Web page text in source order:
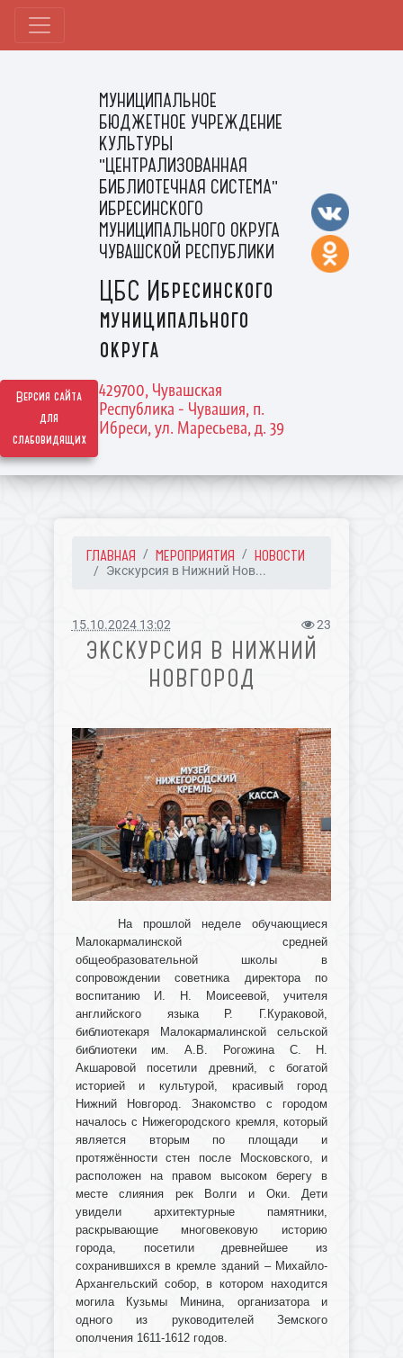
Версия сайта
для
слабовидящих
МУНИЦИПАЛЬНОЕ
БЮДЖЕТНОЕ УЧРЕЖДЕНИЕ
КУЛЬТУРЫ
"ЦЕНТРАЛИЗОВАННАЯ
БИБЛИОТЕЧНАЯ СИСТЕМА"
ИБРЕСИНСКОГО
МУНИЦИПАЛЬНОГО ОКРУГА
ЧУВАШСКОЙ РЕСПУБЛИКИ
ЦБС Ибресинского
муниципального
округа
429700, Чувашская
Республика - Чувашия, п.
Ибреси, ул. Маресьева, д. 39
ГЛАВНАЯ МЕРОПРИЯТИЯ НОВОСТИ
Экскурсия в Нижний Нов...
15.10.2024 13:02 23
ЭКСКУРСИЯ В НИЖНИЙ
НОВГОРОД
На прошлой неделе обучающиеся
Малокармалинской средней
общеобразовательной школы в
сопровождении советника директора по
воспитанию И. Н. Моисеевой, учителя
английского языка Р. Г.Кураковой,
библиотекаря Малокармалинской сельской
библиотеки им. А.В. Рогожина С. Н.
Акшаровой посетили древний, с богатой
историей и культурой, красивый город
Нижний Новгород. Знакомство с городом
началось с Нижегородского кремля, который
является вторым по площади и
протяжённости стен после Московского, и
расположен на правом высоком берегу в
месте слияния рек Волги и Оки. Дети
увидели архитектурные памятники,
раскрывающие многовековую историю
города, посетили древнейшее из
сохранившихся в кремле зданий – Михайло-
Архангельский собор, в котором находится
могила Кузьмы Минина, организатора и
одного из руководителей Земского
ополчения 1611-1612 годов.